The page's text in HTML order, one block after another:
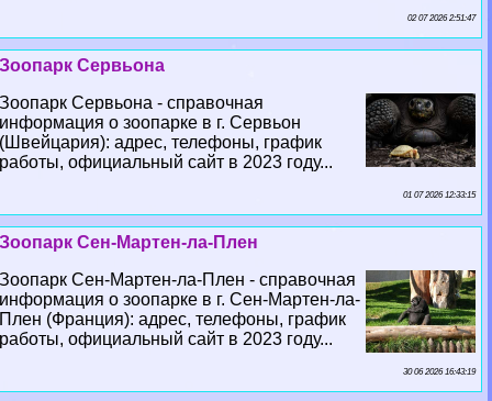
02 07 2026 2:51:47
Зоопарк Сервьона
Зоопарк Сервьона - справочная
информация о зоопарке в г. Сервьон
(Швейцария): адрес, телефоны, график
работы, официальный сайт в 2023 году...
01 07 2026 12:33:15
Зоопарк Сен-Мартен-ла-Плен
Зоопарк Сен-Мартен-ла-Плен - справочная
информация о зоопарке в г. Сен-Мартен-ла-
Плен (Франция): адрес, телефоны, график
работы, официальный сайт в 2023 году...
30 06 2026 16:43:19